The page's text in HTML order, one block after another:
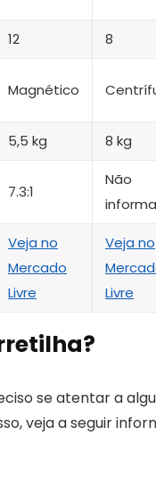
12 8
Magnético
5,5 kg 8 kg
7.3:1
Não
Veja no
Mercado
Livre
Veja no
Livre
se atentar a
veja a seguir